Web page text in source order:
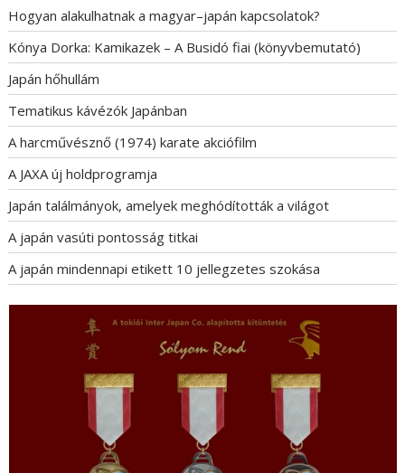
Hogyan alakulhatnak a magyar–japán kapcsolatok?
Kónya Dorka: Kamikazek – A Busidó fiai (könyvbemutató)
Japán hőhullám
Tematikus kávézók Japánban
A harcművésznő (1974) karate akciófilm
A JAXA új holdprogramja
Japán találmányok, amelyek meghódították a világot
A japán vasúti pontosság titkai
A japán mindennapi etikett 10 jellegzetes szokása